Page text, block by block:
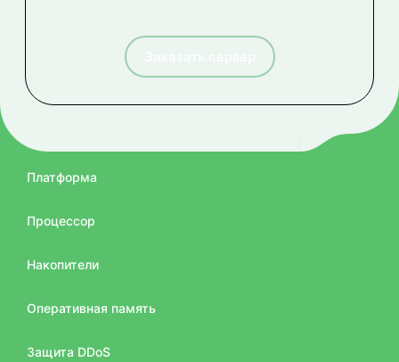
Платформа
Процессор
Накопители
Оперативная память
Защита DDoS